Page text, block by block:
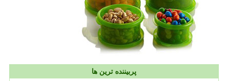
پربیننده ترین ها